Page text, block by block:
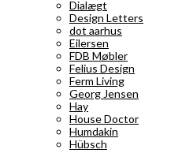
Dialægt
Design Letters
dot aarhus
Eilersen
FDB Møbler
Felius Design
Ferm Living
Georg Jensen
Hay
House Doctor
Humdakin
Hübsch